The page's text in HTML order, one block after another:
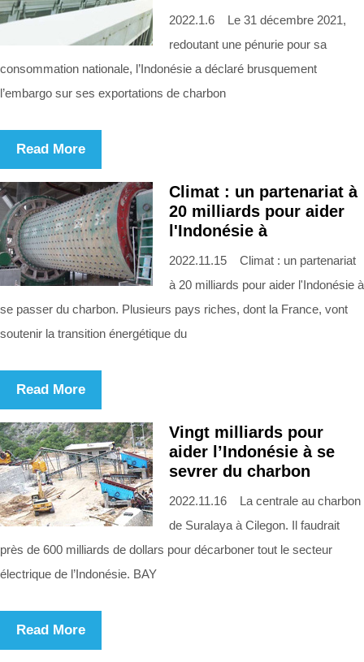
2022.1.6 Le 31 décembre 2021,
redoutant une pénurie pour sa
consommation nationale, l’Indonésie a déclaré brusquement
l’embargo sur ses exportations de charbon
Read More
Climat : un partenariat à
20 milliards pour aider
l'Indonésie à
2022.11.15 Climat : un partenariat
à 20 milliards pour aider l'Indonésie à
se passer du charbon. Plusieurs pays riches, dont la France, vont
soutenir la transition énergétique du
Read More
Vingt milliards pour
aider l’Indonésie à se
sevrer du charbon
2022.11.16 La centrale au charbon
de Suralaya à Cilegon. Il faudrait
près de 600 milliards de dollars pour décarboner tout le secteur
électrique de l’Indonésie. BAY
Read More